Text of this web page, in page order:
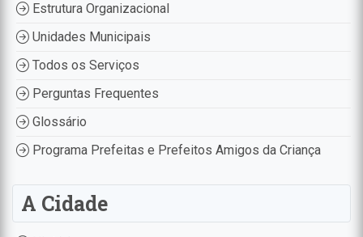
Estrutura Organizacional
Unidades Municipais
Todos os Serviços
Perguntas Frequentes
Glossário
Programa Prefeitas e Prefeitos Amigos da Criança
A Cidade